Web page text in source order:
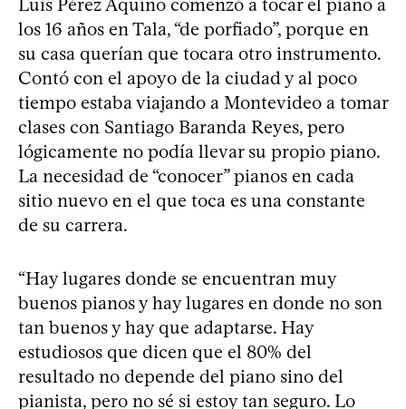
los 16 años en Tala, “de porfiado”, porque en
su casa querían que tocara otro instrumento.
Contó con el apoyo de la ciudad y al poco
tiempo estaba viajando a Montevideo a tomar
clases con Santiago Baranda Reyes, pero
lógicamente no podía llevar su propio piano.
La necesidad de “conocer” pianos en cada
sitio nuevo en el que toca es una constante
de su carrera.
“Hay lugares donde se encuentran muy
buenos pianos y hay lugares en donde no son
tan buenos y hay que adaptarse. Hay
estudiosos que dicen que el 80% del
resultado no depende del piano sino del
pianista, pero no sé si estoy tan seguro. Lo